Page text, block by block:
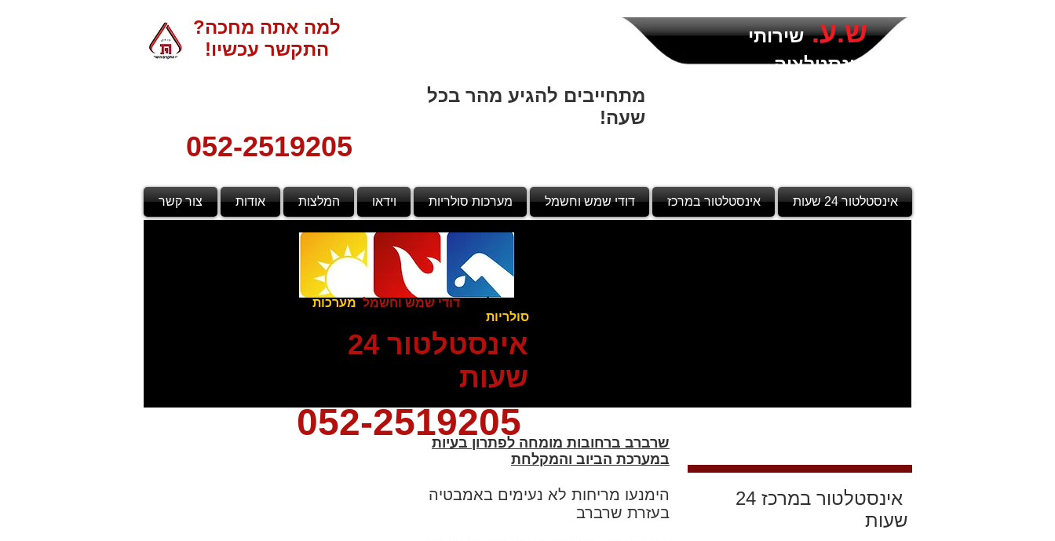
ש.ע.שירותי
אינסטלציה
מתחייבים להגיע מהר בכל
שעה!
למה אתה מחכה?
התקשר עכשיו!
052-2519205
צור קשר אודות המלצות וידאו מערכות סולריות דודי שמש וחשמל אינסטלטור במרכז אינסטלטור 24 שעות
שרברב ברחובות מומחה לפתרון בעיות
במערכת הביוב והמקלחת
הימנעו מריחות לא נעימים באמבטיה
בעזרת שרברב
דודי שמש וחשמל מערכות
סולריות
אינסטלטור 24
שעות
052-2519205
אינסטלטור במרכז 24
שעות